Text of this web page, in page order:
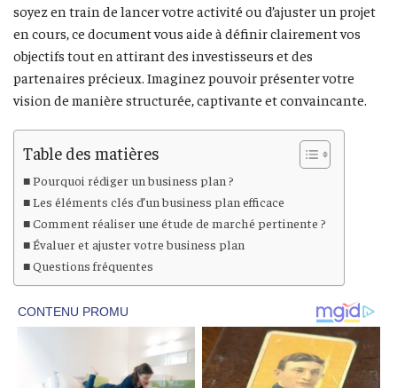
soyez en train de lancer votre activité ou d’ajuster un projet
en cours, ce document vous aide à définir clairement vos
objectifs tout en attirant des investisseurs et des
partenaires précieux. Imaginez pouvoir présenter votre
vision de manière structurée, captivante et convaincante.
Table des matières
Pourquoi rédiger un business plan ?
Les éléments clés d’un business plan efficace
Comment réaliser une étude de marché pertinente ?
Évaluer et ajuster votre business plan
Questions fréquentes